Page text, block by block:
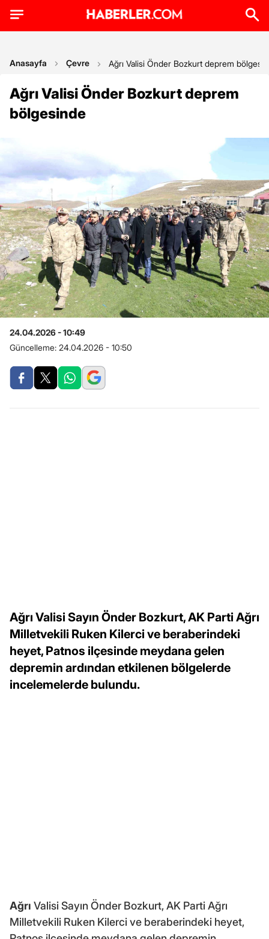
Anasayfa Çevre Ağrı Valisi Önder Bozkurt deprem
Ağrı Valisi Önder Bozkurt deprem
bölgesinde
24.04.2026 - 10:49
Güncelleme: 24.04.2026 - 10:50
Ağrı Valisi Sayın Önder Bozkurt, AK Parti Ağrı
Milletvekili Ruken Kilerci ve beraberindeki
heyet, Patnos ilçesinde meydana gelen
depremin ardından etkilenen bölgelerde
incelemelerde bulundu.
Ağrı Valisi Sayın Önder Bozkurt, AK Parti Ağrı
Milletvekili Ruken Kilerci ve beraberindeki heyet,